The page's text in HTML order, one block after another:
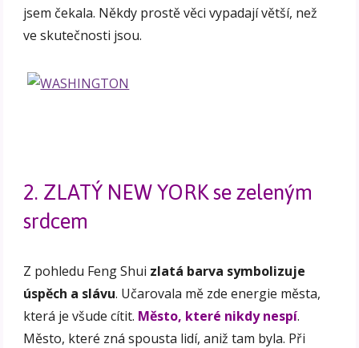
jsem čekala. Někdy prostě věci vypadají větší, než
ve skutečnosti jsou.
2. ZLATÝ NEW YORK se zeleným
srdcem
Z pohledu Feng Shui zlatá barva symbolizuje
úspěch a slávu. Učarovala mě zde energie města,
která je všude cítit. Město, které nikdy nespí.
Město, které zná spousta lidí, aniž tam byla. Při